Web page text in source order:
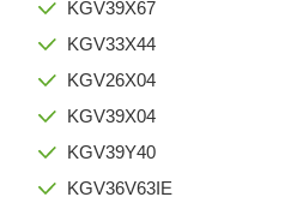
KGV39X67
KGV33X44
KGV26X04
KGV39X04
KGV39Y40
KGV36V63IE